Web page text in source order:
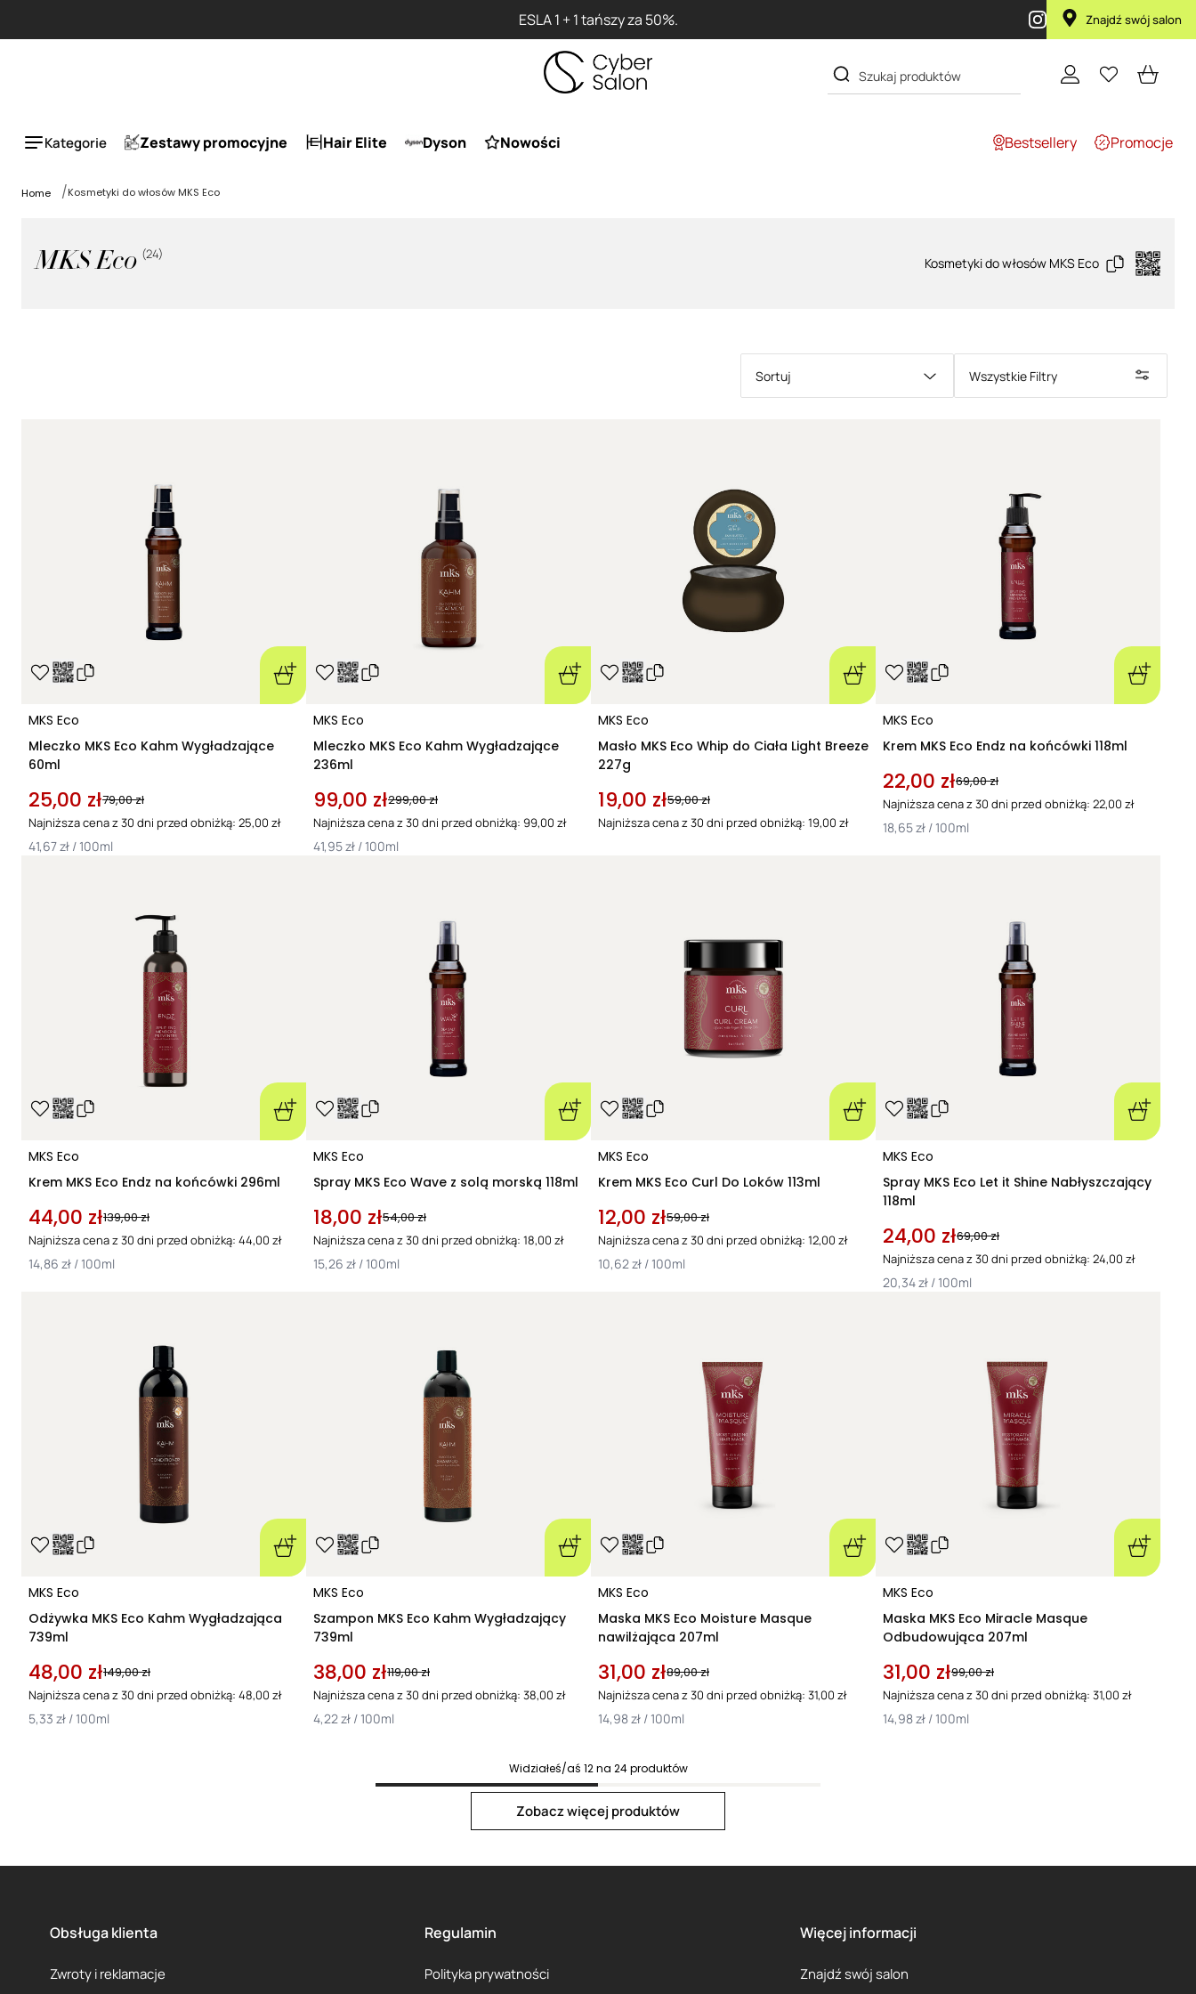
Przy zakupie produktu Artego Maska Lola za 1 żłZnajdź swój salon
Kategorie Zestawy promocyjne Hair Elite Dyson Nowości Bestsellery Promocje
Home Kosmetyki do włosów MKS Eco
MKS Eco (24)
Kosmetyki do włosów MKS Eco
Sortuj Wszystkie Filtry
MKS Eco
Mleczko MKS Eco Kahm Wygładzające
60ml
25,00 zł79,00 zł
Najniższa cena z 30 dni przed obniżką: 25,00 zł
41,67 zł / 100ml
MKS Eco
Mleczko MKS Eco Kahm Wygładzające
236ml
99,00 zł299,00 zł
Najniższa cena z 30 dni przed obniżką: 99,00 zł
41,95 zł / 100ml
MKS Eco
Masło MKS Eco Whip do Ciała Light Breeze
227g
19,00 zł59,00 zł
Najniższa cena z 30 dni przed obniżką: 19,00 zł
MKS Eco
Krem MKS Eco Endz na końcówki 118ml
22,00 zł69,00 zł
Najniższa cena z 30 dni przed obniżką: 22,00 zł
18,65 zł / 100ml
MKS Eco
Krem MKS Eco Endz na końcówki 296ml
44,00 zł139,00 zł
Najniższa cena z 30 dni przed obniżką: 44,00 zł
14,86 zł / 100ml
MKS Eco
Spray MKS Eco Wave z solą morską 118ml
18,00 zł54,00 zł
Najniższa cena z 30 dni przed obniżką: 18,00 zł
15,26 zł / 100ml
MKS Eco
Krem MKS Eco Curl Do Loków 113ml
12,00 zł59,00 zł
Najniższa cena z 30 dni przed obniżką: 12,00 zł
10,62 zł / 100ml
MKS Eco
Spray MKS Eco Let it Shine Nabłyszczający
118ml
24,00 zł69,00 zł
Najniższa cena z 30 dni przed obniżką: 24,00 zł
20,34 zł / 100ml
MKS Eco
Odżywka MKS Eco Kahm Wygładzająca
739ml
48,00 zł149,00 zł
Najniższa cena z 30 dni przed obniżką: 48,00 zł
5,33 zł / 100ml
MKS Eco
Szampon MKS Eco Kahm Wygładzający
739ml
38,00 zł119,00 zł
Najniższa cena z 30 dni przed obniżką: 38,00 zł
4,22 zł / 100ml
MKS Eco
Maska MKS Eco Moisture Masque
nawilżająca 207ml
31,00 zł89,00 zł
Najniższa cena z 30 dni przed obniżką: 31,00 zł
14,98 zł / 100ml
MKS Eco
Maska MKS Eco Miracle Masque
Odbudowująca 207ml
31,00 zł99,00 zł
Najniższa cena z 30 dni przed obniżką: 31,00 zł
14,98 zł / 100ml
Widziałeś/aś 12na 24produktów
Zobacz więcej produktów
Next page
Obsługa klienta
Zwroty i reklamacje
Regulamin
Polityka prywatności
Więcej informacji
Znajdź swój salon